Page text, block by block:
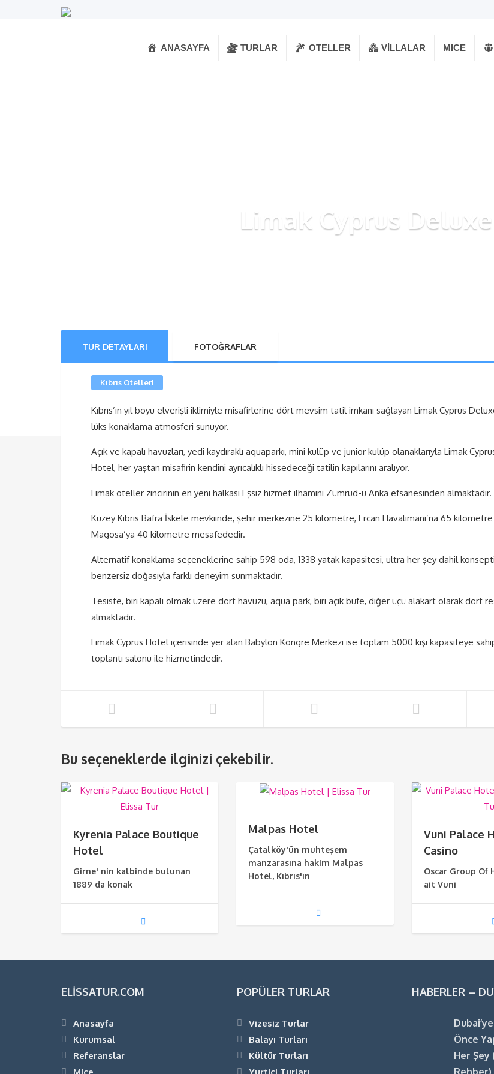
ANASAYFA TURLAR OTELLER VILLALAR MICE
Limak Cyprus
TUR DETAYLARI FOTOĞRAFLAR
Kıbrıs Otelleri
Kıbrıs’ın yıl boyu elverişli iklimiyle misafirlerine dört mevsim tatil imkanı sağlayan Limak Cyprus
lüks konaklama atmosferi sunuyor.
Açık ve kapalı havuzları, yedi kaydıraklı aquaparkı, mini kulüp ve junior kulüp olanaklarıyla Limak
Hotel, her yaştan misafirin kendini ayrıcalıklı hissedeceği tatilin kapılarını aralıyor.
Limak oteller zincirinin en yeni halkası Eşsiz hizmet ilhamını Zümrüd-ü Anka efsanesinden almaktadır.
Kuzey Kıbrıs Bafra İskele mevkiinde, şehir merkezine 25 kilometre, Ercan Havalimanı’na 65
Magosa’ya 40 kilometre mesafededir.
Alternatif konaklama seçeneklerine sahip 598 oda, 1338 yatak kapasitesi, ultra her şey dahil
benzersiz doğasıyla farklı deneyim sunmaktadır.
Tesiste, biri kapalı olmak üzere dört havuzu, aqua park, biri açık büfe, diğer üçü alakart olarak dört
almaktadır.
Limak Cyprus Hotel içerisinde yer alan Babylon Kongre Merkezi ise toplam 5000 kişi kapasiteye
toplantı salonu ile hizmetindedir.
Bu seçeneklerde ilginizi çekebilir.
Kyrenia Palace Boutique
Hotel
Girne' nin kalbinde bulunan
1889 da konak
Malpas Hotel
Çatalköy'ün muhteşem
manzarasına hakim Malpas
Hotel, Kıbrıs'ın
Vuni Palace
Casino
Oscar Group Of
ait Vuni
ELISSATUR.COM
Anasayfa
Kurumsal
Referanslar
POPÜLER TURLAR
Vizesiz Turlar
Balayı Turları
Kültür Turları
HABERLER –
Önce
Her Şey
Rehber)